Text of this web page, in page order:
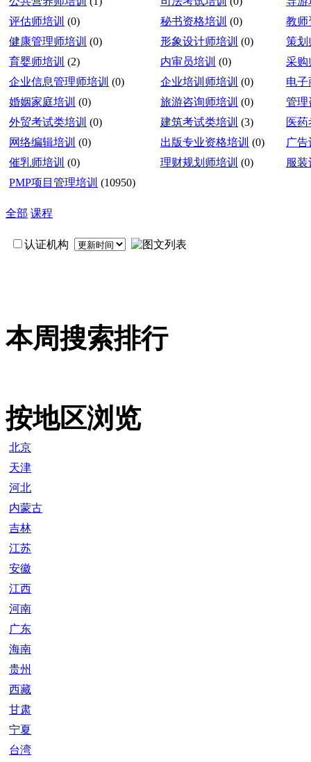
评估师培训 (0) 秘书资格培训 (0)
教师
健康管理师培训 (0) 形象设计师培训 (0)
策划
育婴师培训 (2) 内审员培训 (0)
采购
企业信息管理师培训 (0) 企业培训师培训 (0)
电子
婚姻家庭培训 (0) 旅游咨询师培训 (0)
管理
外贸考试类培训 (0) 建筑考试类培训 (3)
医
网络编辑培训 (0) 出版专业资格培训 (0)
广
催乳师培训 (0) 理财规划师培训 (0)
服
PMP项目管理培训 (10950)
全部 课程
认证机构
本周搜索排行
按地区浏览
北京
天津
河北
内蒙古
吉林
江苏
安徽
江西
河南
广东
海南
贵州
西藏
甘肃
宁夏
台湾